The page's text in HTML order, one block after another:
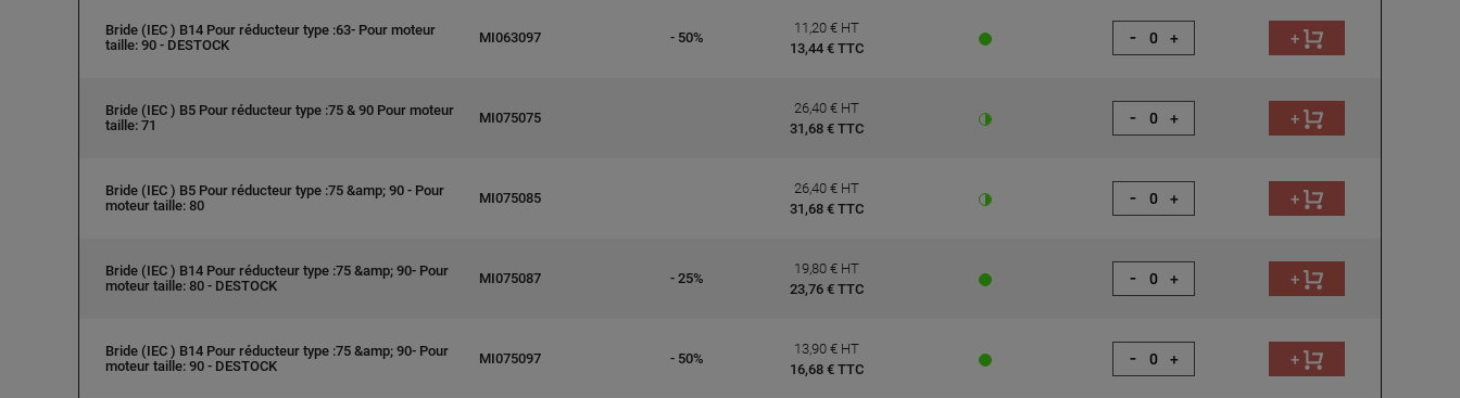
Bride (IEC ) B14 Pour réducteur type :63- Pour moteur
taille: 90 - DESTOCK
MI063097 - 50%
11,20 € HT
13,44 € TTC
- + +
Bride (IEC ) B5 Pour réducteur type :75 & 90 Pour moteur
taille: 71
MI075075
26,40 € HT
31,68 € TTC
- + +
Bride (IEC ) B5 Pour réducteur type :75 &amp; 90 - Pour
moteur taille: 80
MI075085
26,40 € HT
31,68 € TTC
- + +
Bride (IEC ) B14 Pour réducteur type :75 &amp; 90- Pour
moteur taille: 80 - DESTOCK
MI075087 - 25%
19,80 € HT
23,76 € TTC
- + +
Bride (IEC ) B14 Pour réducteur type :75 &amp; 90- Pour
moteur taille: 90 - DESTOCK
MI075097 - 50%
13,90 € HT
16,68 € TTC
- + +